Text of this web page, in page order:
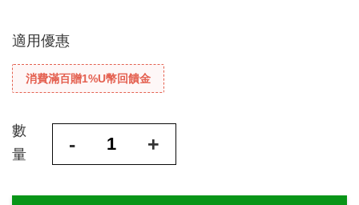
適用優惠
消費滿百贈1%U幣回饋金
數
量
- +